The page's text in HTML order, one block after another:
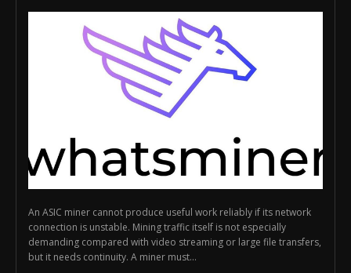
An ASIC miner cannot produce useful work reliably if its network
connection is unstable. Mining traffic itself is not especially
demanding compared with video streaming or large file transfers,
but it needs continuity. A miner must...